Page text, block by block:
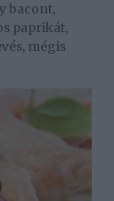
bacont,
paprikát,
mégis